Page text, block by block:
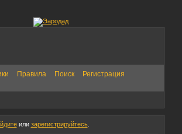
Правила Поиск
Регистрация
или зарегистрируйтесь.